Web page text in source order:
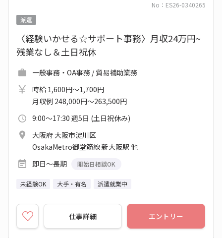
No：ES26-0340265
派遣
〈経験いかせる☆サポート事務〉月収24万円~
残業なし＆土日祝休
一般事務・OA事務 / 貿易補助業務
時給 1,600円～1,700円
月収例 248,000円～263,500円
9:00～17:30 週5日 (土日祝休み)
大阪府 大阪市淀川区
OsakaMetro御堂筋線 新大阪駅 他
即日～長期
開始日相談OK
未経験OK 大手・有名 派遣就業中
仕事詳細 エントリー